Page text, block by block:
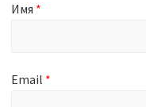
Имя *
Email *